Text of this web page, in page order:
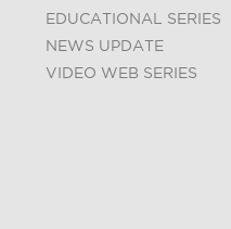
EDUCATIONAL SERIES
NEWS UPDATE
VIDEO WEB SERIES